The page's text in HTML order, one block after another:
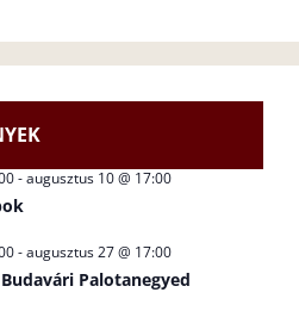
-augusztus 10 @ 17:00
-augusztus 27 @ 17:00
Palotanegyed